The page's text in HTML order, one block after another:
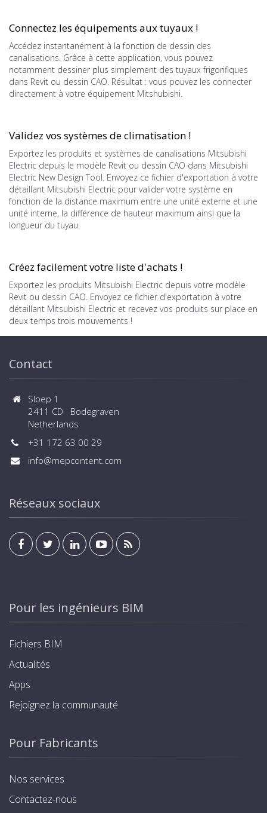
Connectez les équipements aux tuyaux !
Accédez instantanément à la fonction de dessin des
canalisations. Grâce à cette application, vous pouvez
notamment dessiner plus simplement des tuyaux frigorifiques
dans Revit ou dessin CAO. Résultat : vous pouvez les connecter
directement à votre équipement Mitshubishi.
Validez vos systèmes de climatisation !
Exportez les produits et systèmes de canalisations Mitsubishi
Electric depuis le modèle Revit ou dessin CAO dans Mitsubishi
Electric New Design Tool. Envoyez ce fichier d'exportation à votre
détaillant Mitsubishi Electric pour valider votre système en
fonction de la distance maximum entre une unité externe et une
unité interne, la différence de hauteur maximum ainsi que la
longueur du tuyau.
Créez facilement votre liste d'achats !
Exportez les produits Mitsubishi Electric depuis votre modèle
Revit ou dessin CAO. Envoyez ce fichier d'exportation à votre
détaillant Mitsubishi Electric et recevez vos produits sur place en
deux temps trois mouvements !
Contact
Sloep 1
2411 CD Bodegraven
Netherlands
+31 172 63 00 29
info@mepcontent.com
Réseaux sociaux
Pour les ingénieurs BIM
Fichiers BIM
Actualités
Apps
Rejoignez la communauté
Pour Fabricants
Nos services
Contactez-nous